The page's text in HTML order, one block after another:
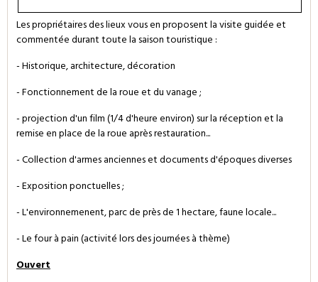
Les propriétaires des lieux vous en proposent la visite guidée et
commentée durant toute la saison touristique :
- Historique, architecture, décoration
- Fonctionnement de la roue et du vanage ;
- projection d'un film (1/4 d'heure environ) sur la réception et la
remise en place de la roue après restauration...
- Collection d'armes anciennes et documents d'époques diverses
- Exposition ponctuelles ;
- L'environnemenent, parc de près de 1 hectare, faune locale...
- Le four à pain (activité lors des journées à thème)
Ouvert